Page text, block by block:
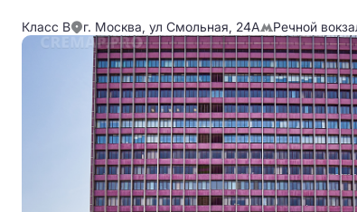
Класс B г. Москва, ул Смольная, 24А Речной